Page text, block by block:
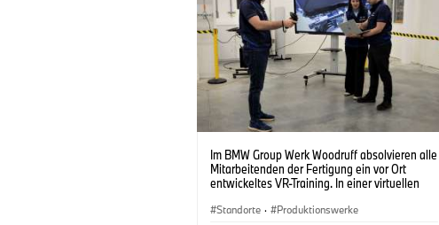
Im BMW Group Werk Woodruff absolvieren alle
Mitarbeitenden der Fertigung ein vor Ort
entwickeltes VR-Training. In einer virtuellen
Produktion realitätsnah üben. (07/2026)
Standorte · Produktionswerke